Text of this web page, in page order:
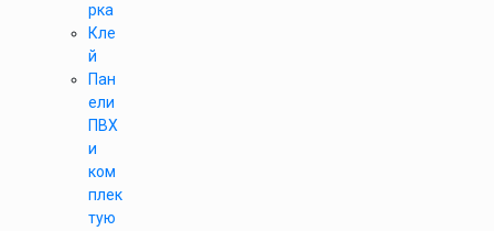
рка
Кле
й
Пан
ели
ПВХ
и
ком
плек
тую